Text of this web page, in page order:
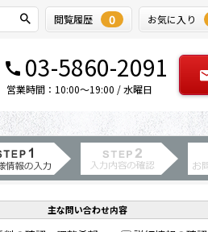
閲覧履歴 0 お気に入り
03-5860-2091
営業時間：10:00～19:00 / 水曜日
主な問い合わせ内容